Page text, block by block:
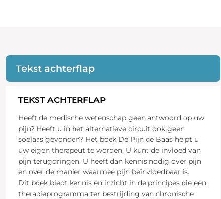
Tekst achterflap
TEKST ACHTERFLAP
Heeft de medische wetenschap geen antwoord op uw
pijn? Heeft u in het alternatieve circuit ook geen
soelaas gevonden? Het boek De Pijn de Baas helpt u
uw eigen therapeut te worden. U kunt de invloed van
pijn terugdringen. U heeft dan kennis nodig over pijn
en over de manier waarmee pijn beïnvloedbaar is.
Dit boek biedt kennis en inzicht in de principes die een
therapieprogramma ter bestrijding van chronische